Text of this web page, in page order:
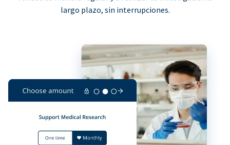
largo plazo, sin interrupciones.